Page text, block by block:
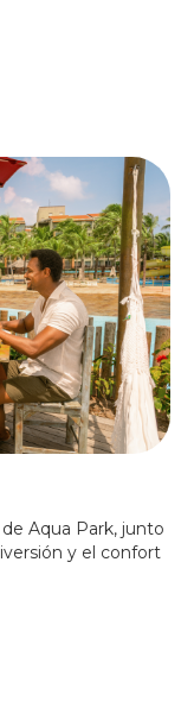
Aqua Park, junto
y el confort